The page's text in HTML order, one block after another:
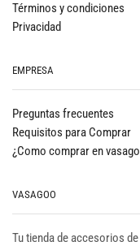
Términos y condiciones
Privacidad
EMPRESA
Preguntas frecuentes
Requisitos para Comprar
¿Como comprar en
VASAGOO
Tu tienda de accesorios